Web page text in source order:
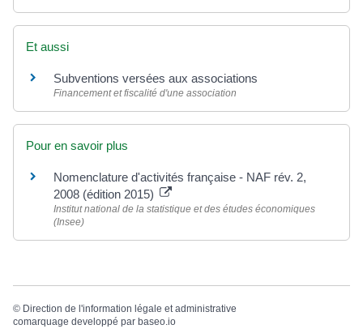
Et aussi
Subventions versées aux associations
Financement et fiscalité d'une association
Pour en savoir plus
Nomenclature d'activités française - NAF rév. 2,
2008 (édition 2015)
Institut national de la statistique et des études économiques
(Insee)
© Direction de l'information légale et administrative
comarquage developpé par baseo.io